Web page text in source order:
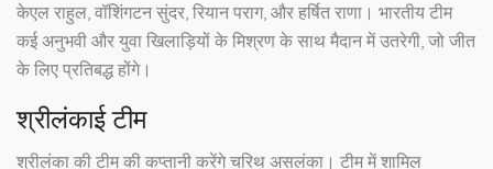
केएल राहुल, वॉशिंगटन सुंदर, रियान पराग, और हर्षित राणा। भारतीय टीम
कई अनुभवी और युवा खिलाड़ियों के मिश्रण के साथ मैदान में उतरेगी, जो जीत
के लिए प्रतिबद्ध होंगे।
श्रीलंकाई टीम
श्रीलंका की टीम की कप्तानी करेंगे चरिथ असलंका। टीम में शामिल